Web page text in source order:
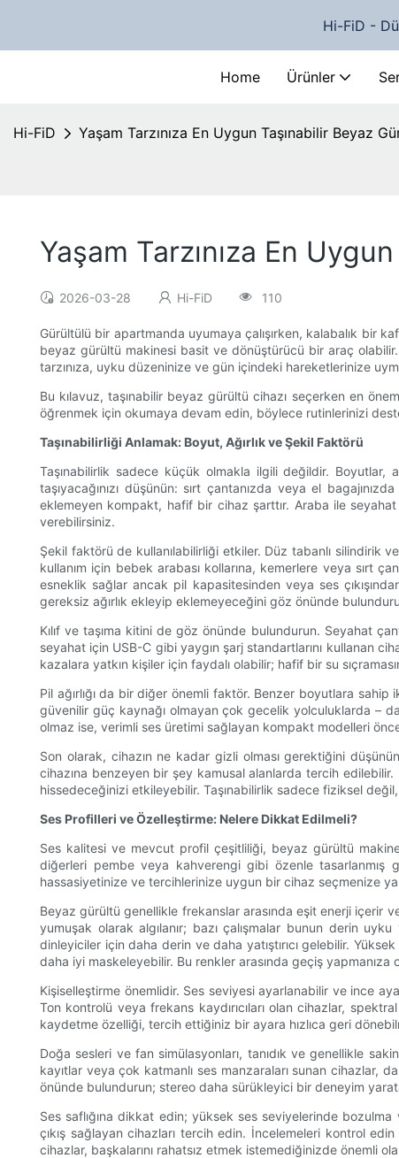
Hi-FiD -
Home Ürünler
Hi-FiD Yaşam Tarzınıza En Uygun Taşınabilir Beyaz
Yaşam Tarzınıza En
2026-03-28 Hi-FiD 110
Gürültülü bir apartmanda uyumaya çalışırken, kalabalık bir
beyaz gürültü makinesi basit ve dönüştürücü bir araç
tarzınıza, uyku düzeninize ve gün içindeki hareketlerinize
Bu kılavuz, taşınabilir beyaz gürültü cihazı seçerken en
öğrenmek için okumaya devam edin, böylece rutinlerinizi
Taşınabilirliği Anlamak: Boyut, Ağırlık ve Şekil Faktörü
Taşınabilirlik sadece küçük olmakla ilgili değildir. Boyutlar,
taşıyacağınızı düşünün: sırt çantanızda veya el
eklemeyen kompakt, hafif bir cihaz şarttır. Araba ile seyahat
verebilirsiniz.
Şekil faktörü de kullanılabilirliği etkiler. Düz tabanlı silindirik
kullanım için bebek arabası kollarına, kemerlere veya sırt
esneklik sağlar ancak pil kapasitesinden veya ses
gereksiz ağırlık ekleyip eklemeyeceğini göz önünde
Kılıf ve taşıma kitini de göz önünde bulundurun. Seyahat
seyahat için USB-C gibi yaygın şarj standartlarını kullanan
kazalara yatkın kişiler için faydalı olabilir; hafif bir su
Pil ağırlığı da bir diğer önemli faktör. Benzer boyutlara sahip
güvenilir güç kaynağı olmayan çok gecelik yolculuklarda –
olmaz ise, verimli ses üretimi sağlayan kompakt modelleri
Son olarak, cihazın ne kadar gizli olması gerektiğini
cihazına benzeyen bir şey kamusal alanlarda tercih
hissedeceğinizi etkileyebilir. Taşınabilirlik sadece fiziksel
Ses Profilleri ve Özelleştirme: Nelere Dikkat Edilmeli?
Ses kalitesi ve mevcut profil çeşitliliği, beyaz gürültü
diğerleri pembe veya kahverengi gibi özenle tasarlanmış
hassasiyetinize ve tercihlerinize uygun bir cihaz seçmenize
Beyaz gürültü genellikle frekanslar arasında eşit enerji içerir
yumuşak olarak algılanır; bazı çalışmalar bunun derin
dinleyiciler için daha derin ve daha yatıştırıcı gelebilir.
daha iyi maskeleyebilir. Bu renkler arasında geçiş
Kişiselleştirme önemlidir. Ses seviyesi ayarlanabilir ve ince
Ton kontrolü veya frekans kaydırıcıları olan cihazlar,
kaydetme özelliği, tercih ettiğiniz bir ayara hızlıca geri
Doğa sesleri ve fan simülasyonları, tanıdık ve genellikle
kayıtlar veya çok katmanlı ses manzaraları sunan cihazlar,
önünde bulundurun; stereo daha sürükleyici bir deneyim
Ses saflığına dikkat edin; yüksek ses seviyelerinde bozulma
çıkış sağlayan cihazları tercih edin. İncelemeleri kontrol
cihazlar, başkalarını rahatsız etmek istemediğinizde önemli